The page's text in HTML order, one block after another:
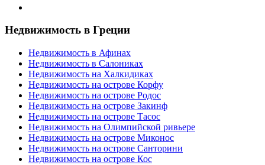
Недвижимость в Греции
Недвижимость в Афинах
Недвижимость в Салониках
Недвижимость на Халкидиках
Недвижимость на острове Корфу
Недвижимость на острове Родос
Недвижимость на острове Закинф
Недвижимость на острове Тасос
Недвижимость на Олимпийской ривьере
Недвижимость на острове Миконос
Недвижимость на острове Санторини
Недвижимость на острове Кос